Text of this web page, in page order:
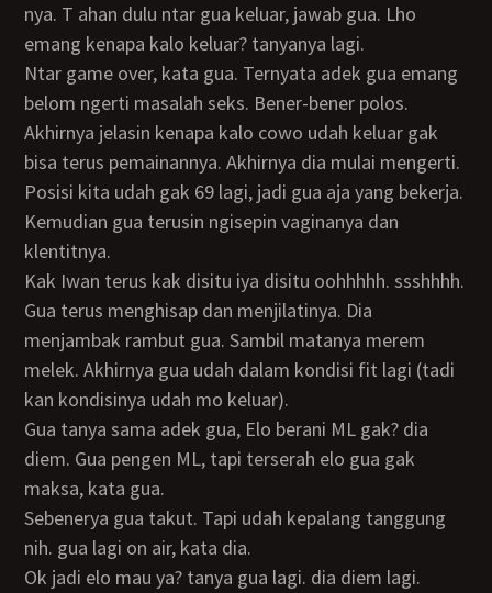
nya. T ahan dulu ntar gua keluar, jawab gua. Lho
emang kenapa kalo keluar? tanyanya lagi.
Ntar game over, kata gua. Ternyata adek gua emang
belom ngerti masalah seks. Bener-bener polos.
Akhirnya jelasin kenapa kalo cowo udah keluar gak
bisa terus pemainannya. Akhirnya dia mulai mengerti.
Posisi kita udah gak 69 lagi, jadi gua aja yang bekerja.
Kemudian gua terusin ngisepin vaginanya dan
klentitnya.
Kak Iwan terus kak disitu iya disitu oohhhhh. ssshhhh.
Gua terus menghisap dan menjilatinya. Dia
menjambak rambut gua. Sambil matanya merem
melek. Akhirnya gua udah dalam kondisi fit lagi (tadi
kan kondisinya udah mo keluar).
Gua tanya sama adek gua, Elo berani ML gak? dia
diem. Gua pengen ML, tapi terserah elo gua gak
maksa, kata gua.
Sebenerya gua takut. Tapi udah kepalang tanggung
nih. gua lagi on air, kata dia.
Ok jadi elo mau ya? tanya gua lagi. dia diem lagi.